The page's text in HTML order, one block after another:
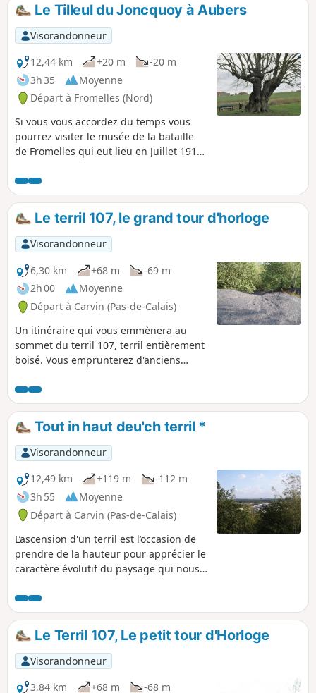
Le Tilleul du Joncquoy à Aubers
Visorandonneur
12,44 km
+20 m
-20 m
3h 35
Moyenne
Départ à Fromelles (Nord)
Si vous vous accordez du temps vous
pourrez visiter le musée de la bataille
de Fromelles qui eut lieu en Juillet 1916.
Aubers mais vous apercevrez quelques
uns de ses étangs qui font de ce village
un lieu touristique de pêche et de
camping. Vous rencontrerez aussi le
très respectable Tilleul du Joncquoy qui
fut planté là en 1490.
Le terril 107, le grand tour d'horloge
Visorandonneur
6,30 km
+68 m
-69 m
2h 00
Moyenne
Départ à Carvin (Pas-de-Calais)
Un itinéraire qui vous emmènera au
sommet du terril 107, terril entièrement
boisé. Vous emprunterez d'anciens
voies de chemin de fer. Vous longerez
des étangs au charme bucolique puis
vous traverserez des bois sauvages ou
des chemins agricoles aux vues
dégagées.
Tout in haut deu'ch terril *
Visorandonneur
12,49 km
+119 m
-112 m
3h 55
Moyenne
Départ à Carvin (Pas-de-Calais)
L’ascension d'un terril est l’occasion de
prendre de la hauteur pour apprécier le
caractère évolutif du paysage qui nous
marques du passé et du présent. Cette
boucle reliant le Parc Tour d'Horloge et
le Terril 107 à Carvin, au Parc du
Téléphérique et le Terril 115 à
Libercourt, vous permet de découvrir
deux espaces naturels protégés,
aménagés autour de deux terrils,
Le Terril 107, Le petit tour d'Horloge
Visorandonneur
3,84 km
+68 m -68 m